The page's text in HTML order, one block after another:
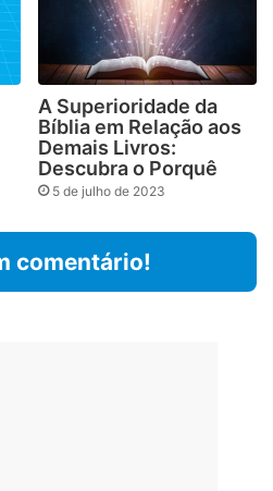
A Superioridade da
Bíblia em Relação aos
Demais Livros:
Descubra o Porquê
5 de julho de 2023
comentário!